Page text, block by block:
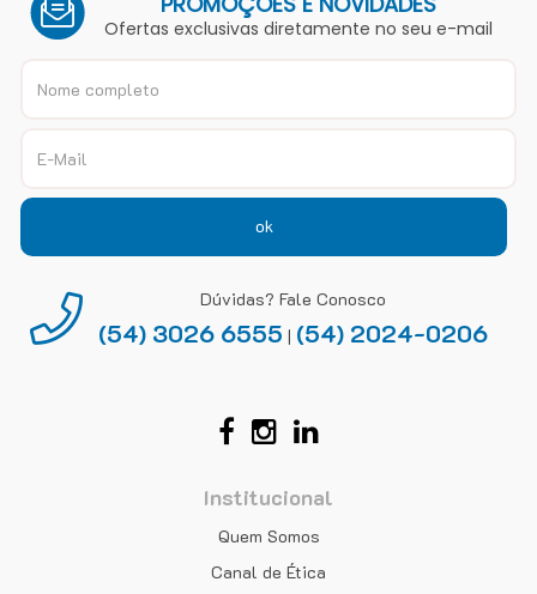
Ofertas exclusivas diretamente no seu e-mail
ok
Dúvidas? Fale Conosco
(54) 3026 6555 | (54) 2024-0206
Institucional
Quem Somos
Canal de Ética